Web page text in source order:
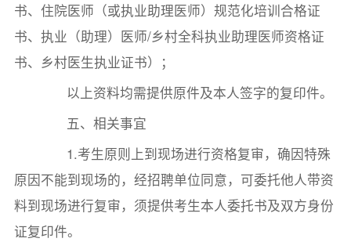
书、住院医师（或执业助理医师）规范化培训合格证
书、执业（助理）医师/乡村全科执业助理医师资格证
书、乡村医生执业证书）；
以上资料均需提供原件及本人签字的复印件。
五、相关事宜
1.考生原则上到现场进行资格复审，确因特殊
原因不能到现场的，经招聘单位同意，可委托他人带资
料到现场进行复审，须提供考生本人委托书及双方身份
证复印件。